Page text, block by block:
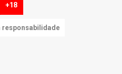
+18
responsabilidade